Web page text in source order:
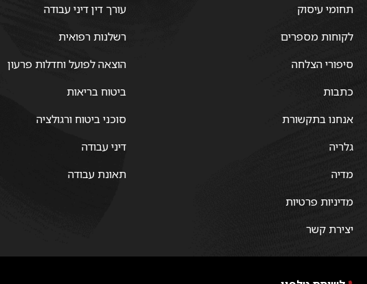
תחומי עיסוק
לקוחות מספרים
סיפורי הצלחה
כתבות
אנחנו בתקשורת
גלריה
מדיה
מדיניות פרטיות
יצירת קשר
עורך דין דיני עבודה
רשלנות רפואית
הוצאה לפועל וחדלות פרעון
ביטוח בריאות
סוכני ביטוח ורגולציה
דיני עבודה
תאונת עבודה